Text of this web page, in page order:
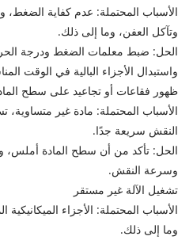
الأسباب المحتملة: عدم كفاية الضغط،
وتآكل العفن، وما إلى ذلك.
الحل: ضبط معلمات الضغط ودرجة
واستبدال الأجزاء البالية في الوقت
ظهور فقاعات أو تجاعيد على سطح
الأسباب المحتملة: مادة غير
النقش سريعة جدًا.
الحل: تأكد من أن سطح المادة أملس،
وسرعة النقش.
تشغيل الآلة غير مستقر
الأسباب المحتملة: الأجزاء الميكانيكية
وما إلى ذلك.